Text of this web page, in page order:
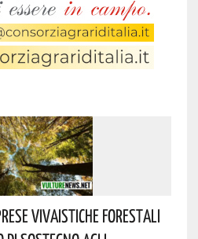
Vivaistiche Forestali